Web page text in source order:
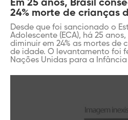
Em 25 anos, Brasil
24% morte de crianças
Desde que foi sancionado o
Adolescente (ECA), há 25
diminuir em 24% as mortes de
de idade. O levantamento foi
Nações Unidas para a Infância